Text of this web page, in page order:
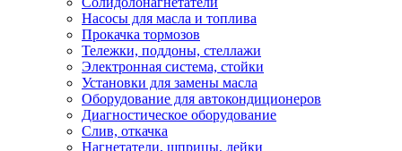
Насосы для масла и топлива
Прокачка тормозов
Тележки, поддоны, стеллажи
Электронная система, стойки
Установки для замены масла
Оборудование для автокондиционеров
Диагностическое оборудование
Слив, откачка
Нагнетатели, шприцы, лейки